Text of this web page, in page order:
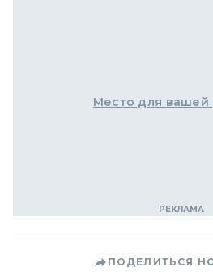
Место для вашей
ПОДЕЛИТЬСЯ